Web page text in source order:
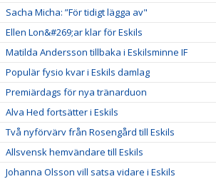
Sacha Micha: ”För tidigt lägga av"
Ellen Lon&#269;ar klar för Eskils
Matilda Andersson tillbaka i Eskilsminne IF
Populär fysio kvar i Eskils damlag
Premiärdags för nya tränarduon
Alva Hed fortsätter i Eskils
Två nyförvärv från Rosengård till Eskils
Allsvensk hemvändare till Eskils
Johanna Olsson vill satsa vidare i Eskils